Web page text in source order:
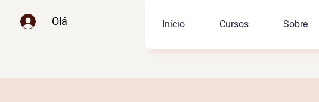
Olá Início Cursos Sobre